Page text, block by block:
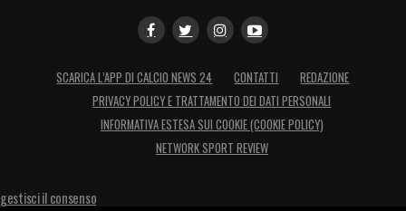
SCARICA L’APP DI CALCIO NEWS 24 CONTATTI
REDAZIONE
PRIVACY POLICY E TRATTAMENTO DEI DATI PERSONALI
INFORMATIVA ESTESA SUI COOKIE (COOKIE POLICY)
NETWORK SPORT REVIEW
gestisci il consenso